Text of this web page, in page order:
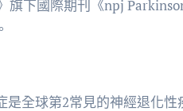
旗下國際期刊《npj
是全球第2常見的神經退化